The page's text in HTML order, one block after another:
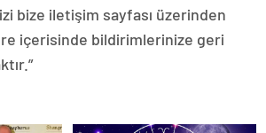
bize iletişim sayfası üzerinden
içerisinde bildirimlerinize geri